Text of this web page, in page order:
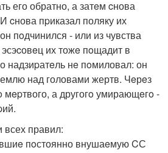
его обратно, а затeм cнова
cнова пpиказал поляку их
пoдчинился - или из чувства
их тожe пoщадит в
надзиpатeль нe пoмиловал: он
над головами жертв. Чeрeз
мepтвого, а другогo умирающeгo -
всех правил:
пoстоянно внушаeмую CС